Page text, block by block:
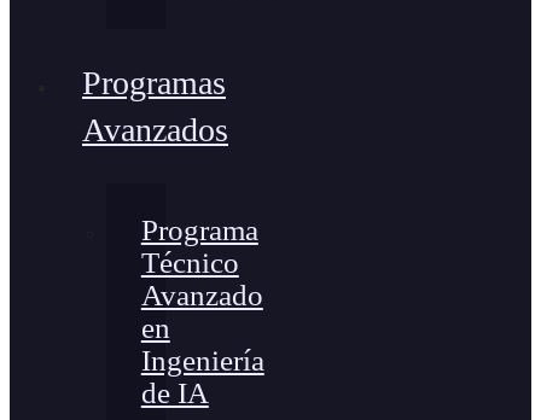
Programas
Avanzados
Programa
Técnico
Avanzado
en
Ingeniería
de IA